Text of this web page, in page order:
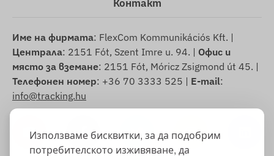
Използваме бисквитки, за да подобрим
потребителското изживяване, да
Контакт
Име на фирмата: FlexCom Kommunikációs Kft. |
Централа: 2151 Fót, Szent Imre u. 94. | Офис и
място за вземане: 2151 Fót, Móricz Zsigmond út 45. |
Телефонен номер: +36 70 3333 525 | E-mail:
info@tracking.hu